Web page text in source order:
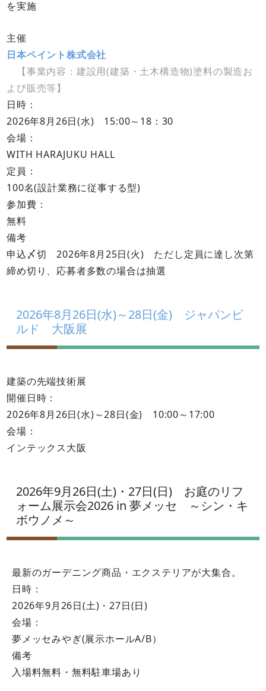
を実施
主催
日本ペイント株式会社
【事業内容：建設用(建築・土木構造物)塗料の製造お
よび販売等】
日時：
2026年8月26日(水) 15:00～18：30
会場：
WITH HARAJUKU HALL
定員：
100名(設計業務に従事する型)
参加費：
無料
備考
申込〆切 2026年8月25日(火) ただし定員に達し次第
締め切り、応募者多数の場合は抽選
2026年8月26日(水)～28日(金) ジャパンビ
ルド 大阪展
建築の先端技術展
開催日時：
2026年8月26日(水)～28日(金) 10:00～17:00
会場：
インテックス大阪
2026年9月26日(土)・27日(日) お庭のリフ
ォーム展示会2026 in 夢メッセ ～シン・キ
ボウノメ～
最新のガーデニング商品・エクステリアが大集合。
日時：
2026年9月26日(土)・27日(日)
会場：
夢メッセみやぎ(展示ホールA/B）
備考
入場料無料・無料駐車場あり